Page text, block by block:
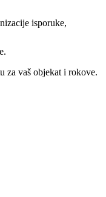
isporuke,
za vaš objekat i rokove.